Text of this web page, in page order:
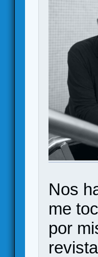
Nos
me
por